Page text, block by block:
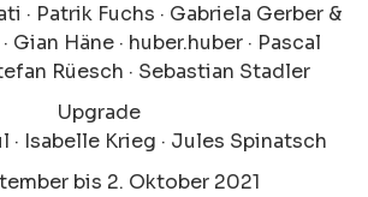
· Patrik Fuchs · Gabriela Gerber &
Gian Häne · huber.huber · Pascal
Rüesch · Sebastian Stadler
Upgrade
· Isabelle Krieg · Jules Spinatsch
bis 2. Oktober 2021